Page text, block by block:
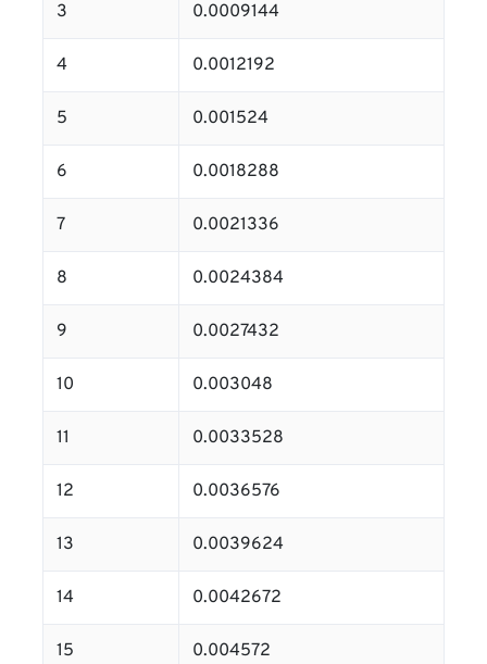
3 0.0009144
4 0.0012192
5 0.001524
6 0.0018288
7 0.0021336
8 0.0024384
9 0.0027432
10 0.003048
11 0.0033528
12 0.0036576
13 0.0039624
14 0.0042672
15 0.004572